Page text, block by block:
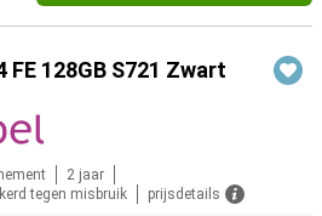
FE 128GB S721 Zwart
2 jaar
tegen misbruik
prijsdetails